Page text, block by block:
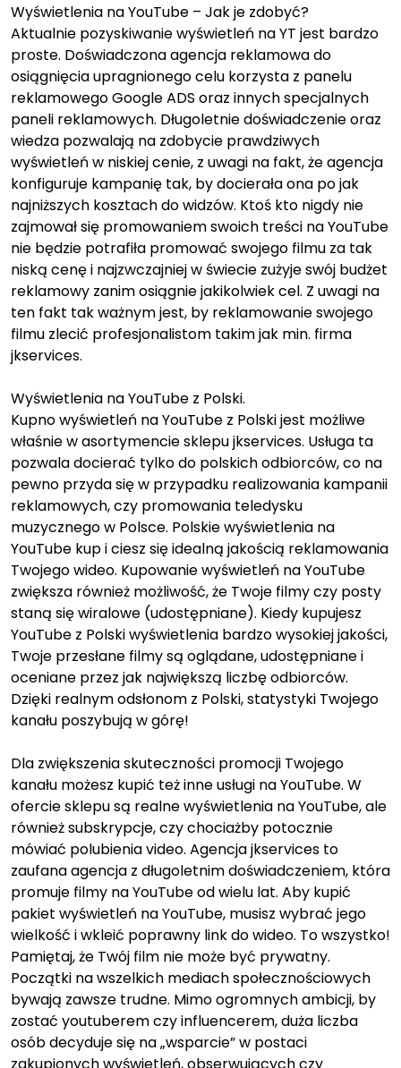
Wyświetlenia na YouTube – Jak je zdobyć?
Aktualnie pozyskiwanie wyświetleń na YT jest bardzo
proste. Doświadczona agencja reklamowa do
osiągnięcia upragnionego celu korzysta z panelu
reklamowego Google ADS oraz innych specjalnych
paneli reklamowych. Długoletnie doświadczenie oraz
wiedza pozwalają na zdobycie prawdziwych
wyświetleń w niskiej cenie, z uwagi na fakt, że agencja
konfiguruje kampanię tak, by docierała ona po jak
najniższych kosztach do widzów. Ktoś kto nigdy nie
zajmował się promowaniem swoich treści na YouTube
nie będzie potrafiła promować swojego filmu za tak
niską cenę i najzwczajniej w świecie zużyje swój budżet
reklamowy zanim osiągnie jakikolwiek cel. Z uwagi na
ten fakt tak ważnym jest, by reklamowanie swojego
filmu zlecić profesjonalistom takim jak min. firma
jkservices.
Wyświetlenia na YouTube z Polski.
Kupno wyświetleń na YouTube z Polski jest możliwe
właśnie w asortymencie sklepu jkservices. Usługa ta
pozwala docierać tylko do polskich odbiorców, co na
pewno przyda się w przypadku realizowania kampanii
reklamowych, czy promowania teledysku
muzycznego w Polsce. Polskie wyświetlenia na
YouTube kup i ciesz się idealną jakością reklamowania
Twojego wideo. Kupowanie wyświetleń na YouTube
zwiększa również możliwość, że Twoje filmy czy posty
staną się wiralowe (udostępniane). Kiedy kupujesz
YouTube z Polski wyświetlenia bardzo wysokiej jakości,
Twoje przesłane filmy są oglądane, udostępniane i
oceniane przez jak największą liczbę odbiorców.
Dzięki realnym odsłonom z Polski, statystyki Twojego
kanału poszybują w górę!
Dla zwiększenia skuteczności promocji Twojego
kanału możesz kupić też inne usługi na YouTube. W
ofercie sklepu są realne wyświetlenia na YouTube, ale
również subskrypcje, czy chociażby potocznie
mówiać polubienia video. Agencja jkservices to
zaufana agencja z długoletnim doświadczeniem, która
promuje filmy na YouTube od wielu lat. Aby kupić
pakiet wyświetleń na YouTube, musisz wybrać jego
wielkość i wkleić poprawny link do wideo. To wszystko!
Pamiętaj, że Twój film nie może być prywatny.
Początki na wszelkich mediach społecznościowych
bywają zawsze trudne. Mimo ogromnych ambicji, by
zostać youtuberem czy influencerem, duża liczba
osób decyduje się na „wsparcie” w postaci
zakupionych wyświetleń, obserwujących czy